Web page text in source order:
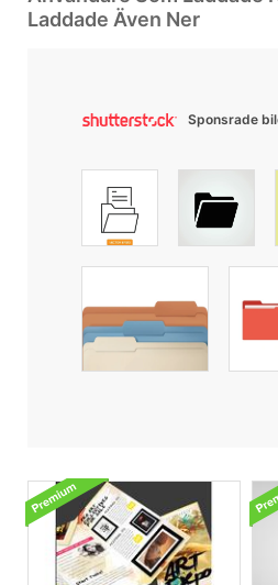
Laddade Även Ner
Sponsrade